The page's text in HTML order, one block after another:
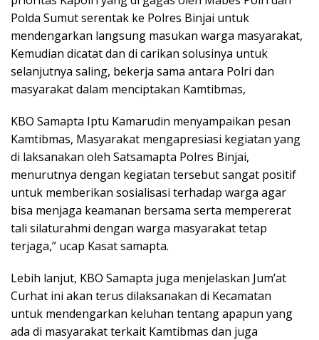
Polda Sumut serentak ke Polres Binjai untuk
mendengarkan langsung masukan warga masyarakat,
Kemudian dicatat dan di carikan solusinya untuk
selanjutnya saling, bekerja sama antara Polri dan
masyarakat dalam menciptakan Kamtibmas,
KBO Samapta Iptu Kamarudin menyampaikan pesan
Kamtibmas, Masyarakat mengapresiasi kegiatan yang
di laksanakan oleh Satsamapta Polres Binjai,
menurutnya dengan kegiatan tersebut sangat positif
untuk memberikan sosialisasi terhadap warga agar
bisa menjaga keamanan bersama serta mempererat
tali silaturahmi dengan warga masyarakat tetap
terjaga,” ucap Kasat samapta.
Lebih lanjut, KBO Samapta juga menjelaskan Jum’at
Curhat ini akan terus dilaksanakan di Kecamatan
untuk mendengarkan keluhan tentang apapun yang
ada di masyarakat terkait Kamtibmas dan juga